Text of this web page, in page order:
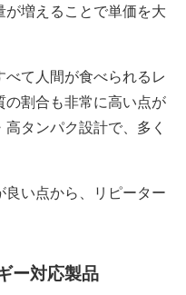
増えることで単価を大
べて人間が食べられるレ
の割合も非常に高い点が
タンパク設計で、多く
い点から、リピーター
ー対応製品